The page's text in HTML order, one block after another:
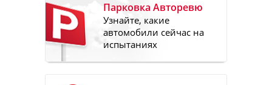
Парковка Авторевю
Узнайте, какие
автомобили сейчас на
испытаниях